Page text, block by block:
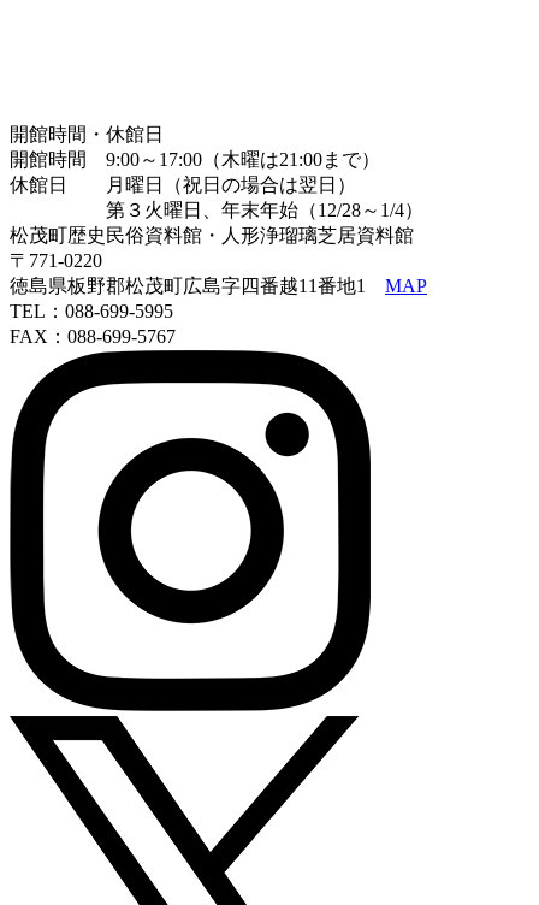
開館時間・休館日
開館時間 9:00～17:00（木曜は21:00まで）
休館日 月曜日（祝日の場合は翌日）
第３火曜日、年末年始（12/28～1/4）
松茂町歴史民俗資料館・人形浄瑠璃芝居資料館
〒771-0220
徳島県板野郡松茂町広島字四番越11番地1 MAP
TEL：088-699-5995
FAX：088-699-5767